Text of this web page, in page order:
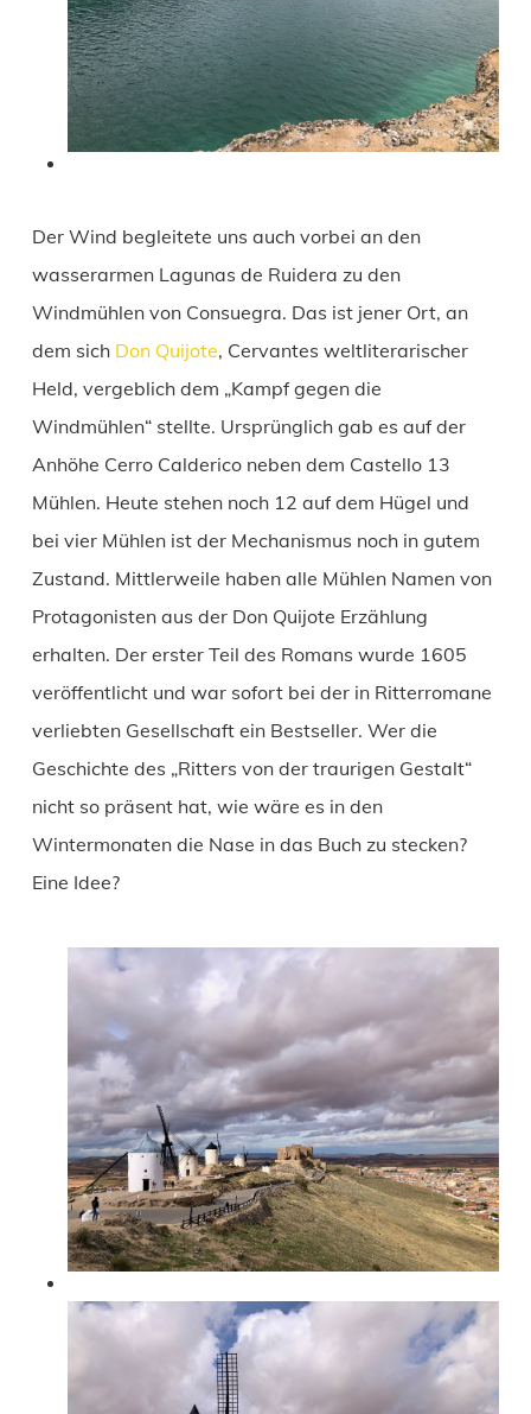
Der Wind begleitete uns auch vorbei an den
wasserarmen Lagunas de Ruidera zu den
Windmühlen von Consuegra. Das ist jener Ort, an
dem sich Don Quijote, Cervantes weltliterarischer
Held, vergeblich dem „Kampf gegen die
Windmühlen“ stellte. Ursprünglich gab es auf der
Anhöhe Cerro Calderico neben dem Castello 13
Mühlen. Heute stehen noch 12 auf dem Hügel und
bei vier Mühlen ist der Mechanismus noch in gutem
Zustand. Mittlerweile haben alle Mühlen Namen von
Protagonisten aus der Don Quijote Erzählung
erhalten. Der erster Teil des Romans wurde 1605
veröffentlicht und war sofort bei der in Ritterromane
verliebten Gesellschaft ein Bestseller. Wer die
Geschichte des „Ritters von der traurigen Gestalt“
nicht so präsent hat, wie wäre es in den
Wintermonaten die Nase in das Buch zu stecken?
Eine Idee?